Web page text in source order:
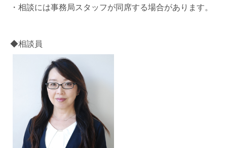
・相談には事務局スタッフが同席する場合があります。
◆相談員